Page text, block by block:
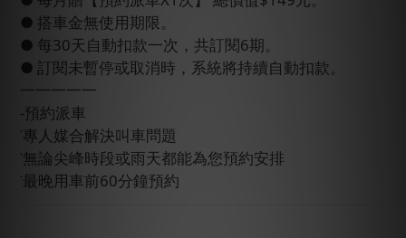
● 搭車金無使用期限。
● 每30天自動扣款一次，共訂閱6期。
● 訂閱未暫停或取消時，系統將持續自動扣款。
一一一一一
-預約派車
˙專人媒合解決叫車問題
˙無論尖峰時段或雨天都能為您預約安排
˙最晚用車前60分鐘預約